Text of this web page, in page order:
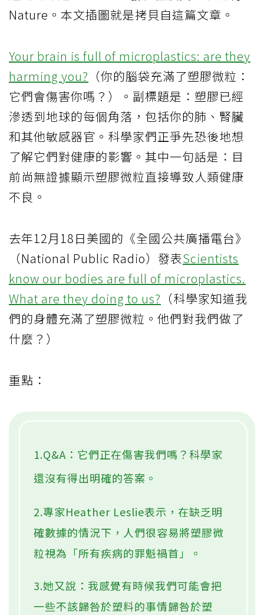
Nature。本文插圖就是拷貝自這篇文章。
Your brain is full of microplastics: are they
harming you? （你的腦袋充滿了塑膠微粒：
它們會傷害你嗎？）。副標題是：塑膠已經
滲透到地球的每個角落，包括你的肺、腎臟
和其他敏感器官。科學家們正爭先恐後地想
了解它們對健康的影響。其中一句話是：目
前尚無證據顯示塑膠微粒直接導致人類健康
不良。
去年12月18日美國的《全國公共廣播電台》
（National Public Radio）發表Scientists
know our bodies are full of microplastics.
What are they doing to us? （科學家知道我
們的身體充滿了塑膠微粒。他們對我們做了
什麼？）
重點：
1.Q&A：它們正在傷害我們嗎？科學家
還沒有得出明確的答案。
2.專家Heather Leslie表示，在缺乏明
確數據的情況下，人們很容易將塑膠微
粒視為「所有疾病的罪魁禍首」。
3.她又說：我感覺有時候我們可能會把
一些不該歸咎於塑料的事情歸咎於塑